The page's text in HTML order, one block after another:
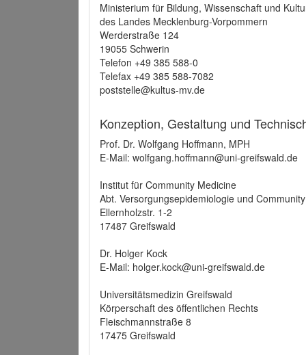
Ministerium für Bildung, Wissenschaft und
des Landes Mecklenburg-Vorpommern
Werderstraße 124
19055 Schwerin
Telefon +49 385 588-0
Telefax +49 385 588-7082
poststelle@kultus-mv.de
Konzeption, Gestaltung und
Prof. Dr. Wolfgang Hoffmann, MPH
E-Mail: wolfgang.hoffmann@uni-greifswald.de
Institut für Community Medicine
Abt. Versorgungsepidemiologie und
Ellernholzstr. 1-2
17487 Greifswald
Dr. Holger Kock
E-Mail: holger.kock@uni-greifswald.de
Universitätsmedizin Greifswald
Körperschaft des öffentlichen Rechts
Fleischmannstraße 8
17475 Greifswald